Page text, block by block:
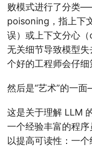
败模式进行了分类
poisoning，指上下
误）或上下文分心
无关细节导致模型
个好的工程师会仔细
然后是“艺术”的一
这是关于理解 LLM
一个经验丰富的程序
以提高可读性：一